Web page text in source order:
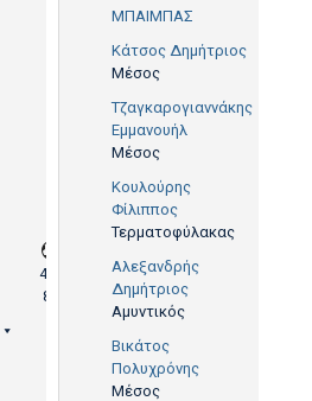
44',
89'
ΜΠΑΙΜΠΑΣ
Κάτσος Δημήτριος
Μέσος
Τζαγκαρογιαννάκης
Εμμανουήλ
Μέσος
Κουλούρης
Φίλιππος
Τερματοφύλακας
Αλεξανδρής
Δημήτριος
Αμυντικός
Βικάτος
Πολυχρόνης
Μέσος